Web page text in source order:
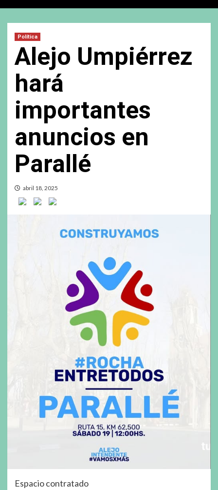
Política
Alejo Umpiérrez
hará
importantes
anuncios en
Parallé
abril 18, 2025
Espacio contratado